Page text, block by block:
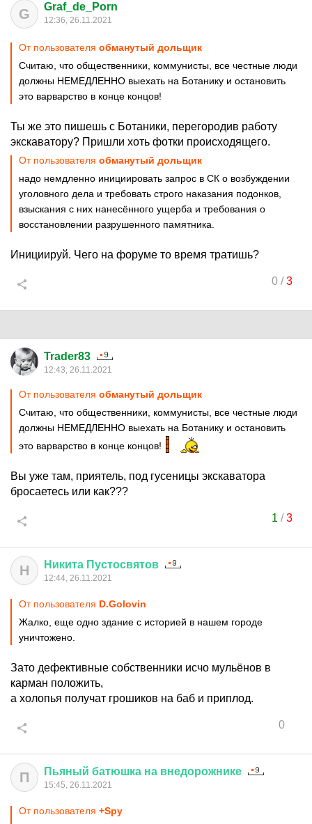
G Graf_de_Porn
12:36, 26.11.2021
От пользователя обманутый дольщик
Считаю, что общественники, коммунисты, все честные люди
должны НЕМЕДЛЕННО выехать на Ботанику и остановить
это варварство в конце концов!
Ты же это пишешь с Ботаники, перегородив работу
экскаватору? Пришли хоть фотки происходящего.
От пользователя обманутый дольщик
надо немдленно инициировать запрос в СК о возбуждении
уголовного дела и требовать строго наказания подонков,
взыскания с них нанесённого ущерба и требования о
восстановлении разрушенного памятника.
Инициируй. Чего на форуме то время тратишь?
0/3
Trader83
12:43, 26.11.2021
От пользователя обманутый дольщик
Считаю, что общественники, коммунисты, все честные люди
должны НЕМЕДЛЕННО выехать на Ботанику и остановить
это варварство в конце концов!
Вы уже там, приятель, под гусеницы экскаватора
бросаетесь или как???
1 /3
Н Никита Пустосвятов
12:44, 26.11.2021
От пользователя D.Golovin
Жалко, еще одно здание с историей в нашем городе
уничтожено.
Зато дефективные собственники исчо мульёнов в
карман положить,
а холопья получат грошиков на баб и приплод.
0
П Пьяный батюшка на внедорожнике
15:45, 26.11.2021
От пользователя +Spy